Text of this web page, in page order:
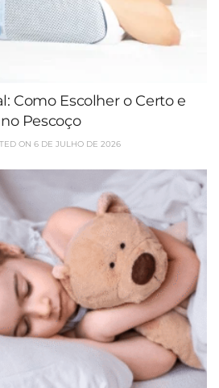
Como Escolher o Certo e
Pescoço
ON 6 DE JULHO DE 2026